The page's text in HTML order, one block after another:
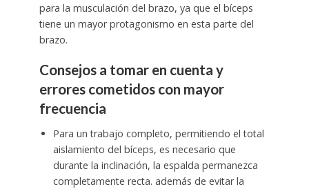
para la musculación del brazo, ya que el bíceps
tiene un mayor protagonismo en esta parte del
brazo.
Consejos a tomar en cuenta y
errores cometidos con mayor
frecuencia
Para un trabajo completo, permitiendo el total
aislamiento del bíceps, es necesario que
durante la inclinación, la espalda permanezca
completamente recta. además de evitar la